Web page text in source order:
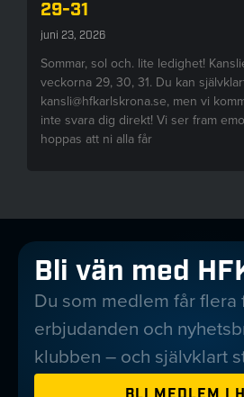
29-31
juni 23, 2026
Sommar, sol och. lite ledighet!
veckorna 29, 30, 31. Du kan
kansli@hfkarlskrona.se, men vi
inte svara dig direkt! Vi ser fram
hoppas att ni alla får
Bli vän med
Du som medlem får flera
erbjudanden och
klubben – och självklart